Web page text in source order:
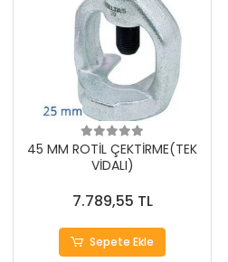
45 MM ROTİL ÇEKTİRME(TEK
VİDALI)
7.789,55 TL
Sepete Ekle